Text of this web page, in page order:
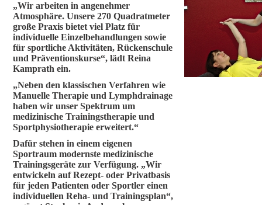
„Wir arbeiten in angenehmer
Atmosphäre. Unsere 270 Quadratmeter
große Praxis bietet viel Platz für
individuelle Einzelbehandlungen sowie
für sportliche Aktivitäten, Rückenschule
und Präventionskurse“, lädt Reina
Kamprath ein.
„Neben den klassischen Verfahren wie
Manuelle Therapie und Lymphdrainage
haben wir unser Spektrum um
medizinische Trainingstherapie und
Sportphysiotherapie erweitert.“
Dafür stehen in einem eigenen
Sportraum modernste medizinische
Trainingsgeräte zur Verfügung. „Wir
entwickeln auf Rezept- oder Privatbasis
für jeden Patienten oder Sportler einen
individuellen Reha- und Trainingsplan“,